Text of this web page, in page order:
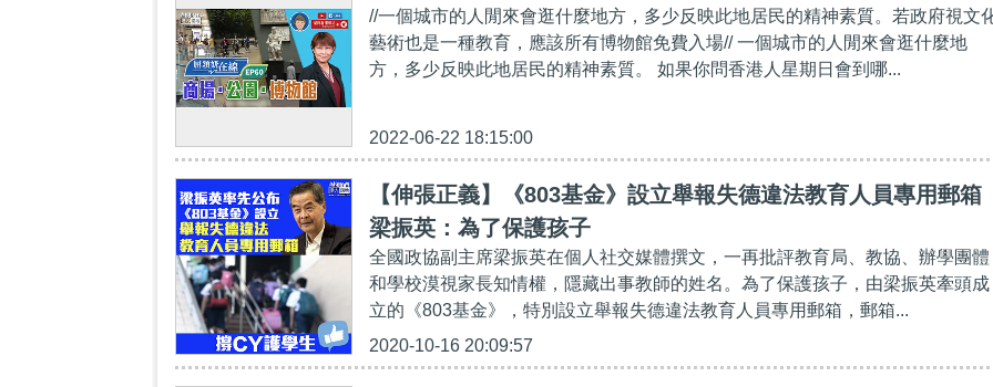
//一個城市的人閒來會逛什麼地方，多少反映此地居民的精神素質。若政府視文
藝術也是一種教育，應該所有博物館免費入場// 一個城市的人閒來會逛什麼地
方，多少反映此地居民的精神素質。 如果你問香港人星期日會到哪...
2022-06-22 18:15:00
【伸張正義】《803基金》設立舉報失德違法教育人員專用郵箱
梁振英：為了保護孩子
全國政協副主席梁振英在個人社交媒體撰文，一再批評教育局、教協、辦學團體
和學校漠視家長知情權，隱藏出事教師的姓名。為了保護孩子，由梁振英牽頭成
立的《803基金》，特別設立舉報失德違法教育人員專用郵箱，郵箱...
2020-10-16 20:09:57